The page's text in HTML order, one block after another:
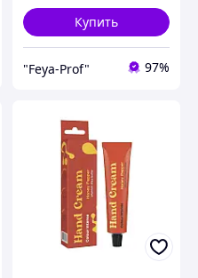
Купить
"Feya-Prof" 97%